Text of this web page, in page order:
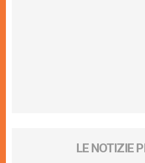
LE NOTIZIE